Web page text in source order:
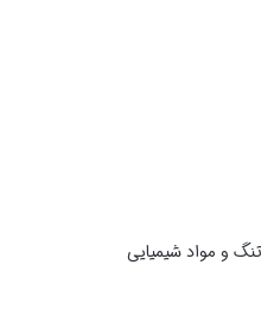
و مواد شیمیایی